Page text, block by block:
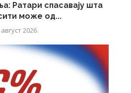
Ратари спасавају шта
може од...
август 2026.